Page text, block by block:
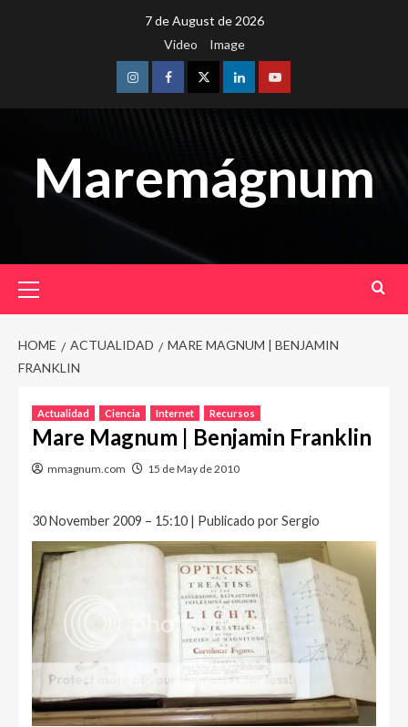
7 de August de 2026
Video
Image
InstagramFacebookTwitterLinkedinYoutube
Maremágnum
Menu
HOME ACTUALIDAD
MARE MAGNUM | BENJAMIN
FRANKLIN
Actualidad Ciencia Internet Recursos
Mare Magnum | Benjamin Franklin
mmagnum.com 15 de May de 2010
30 November 2009 – 15:10 | Publicado por Sergio